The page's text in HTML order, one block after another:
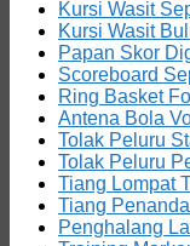
Kursi Wasit
Kursi Wasit
Papan Skor
Scoreboard
Ring Basket
Antena Bola
Tolak Peluru
Tolak Peluru
Tiang Lompat
Tiang
Penghalang